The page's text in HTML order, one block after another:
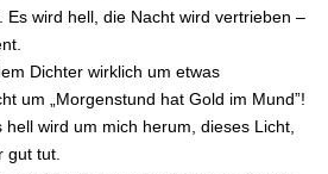
Es wird hell, die Nacht wird vertrieben –
Dichter wirklich um etwas
um „Morgenstund hat Gold im Mund”!
wird um mich herum, dieses Licht,
gut tut.